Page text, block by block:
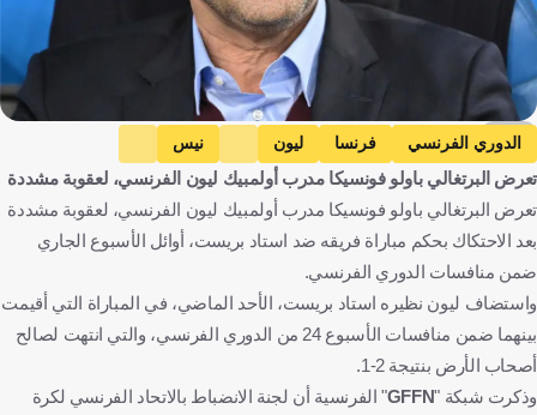
AFP
الدوري الفرنسي فرنسا ليون
نيس
باولو فونسيكا
البرتغال كرة قدم
تعرض البرتغالي باولو فونسيكا مدرب أولمبيك ليون الفرنسي، لعقوبة مشددة
تعرض البرتغالي باولو فونسيكا مدرب أولمبيك ليون الفرنسي، لعقوبة مشددة
بعد الاحتكاك بحكم مباراة فريقه ضد استاد بريست، أوائل الأسبوع الجاري
ضمن منافسات الدوري الفرنسي.
واستضاف ليون نظيره استاد بريست، الأحد الماضي، في المباراة التي أقيمت
بينهما ضمن منافسات الأسبوع 24 من الدوري الفرنسي، والتي انتهت لصالح
أصحاب الأرض بنتيجة 2-1.
وذكرت شبكة "GFFN" الفرنسية أن لجنة الانضباط بالاتحاد الفرنسي لكرة